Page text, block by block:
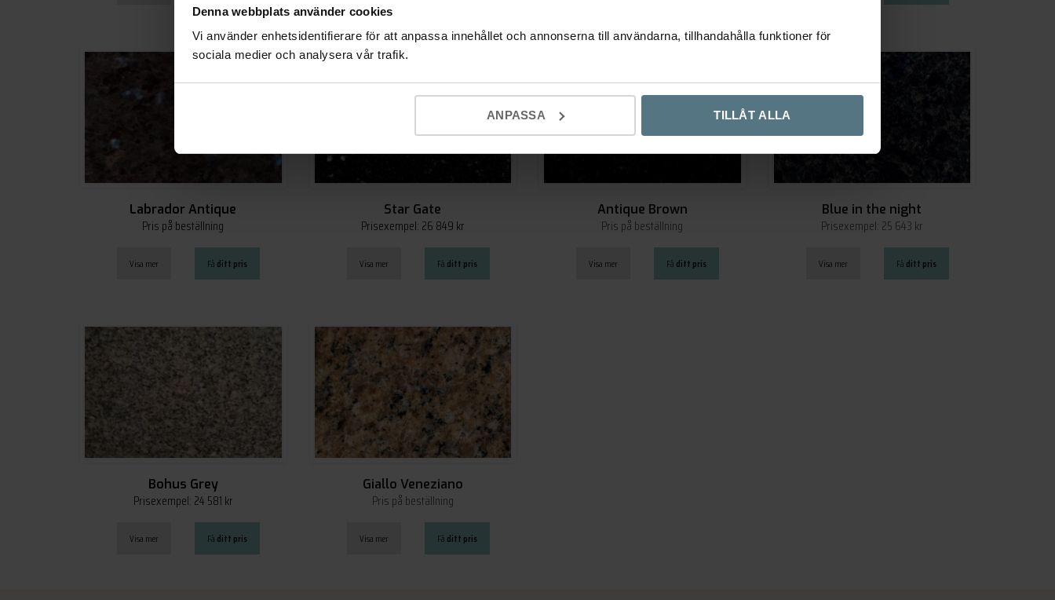
Denna webbplats använder cookies
Vi använder enhetsidentifierare för att anpassa innehållet och annonserna till användarna, tillhandahålla funktioner för
sociala medier och analysera vår trafik.
ANPASSA TILLÅT ALLA
Labrador Antique
Pris på beställning
Visa mer Få ditt pris
Star Gate
Prisexempel: 26 849 kr
Visa mer Få ditt pris
Antique Brown
Pris på beställning
Visa mer Få ditt pris
Blue in the night
Prisexempel: 25 643 kr
Visa mer Få ditt pris
Bohus Grey
Prisexempel: 24 581 kr
Visa mer Få ditt pris
Giallo Veneziano
Pris på beställning
Visa mer Få ditt pris